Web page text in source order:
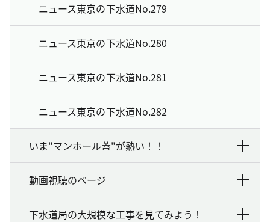
ニュース東京の下水道No.279
ニュース東京の下水道No.280
ニュース東京の下水道No.281
ニュース東京の下水道No.282
いま"マンホール蓋"が熱い！！
動画視聴のページ
下水道局の大規模な工事を見てみよう！